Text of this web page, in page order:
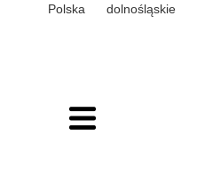
Polska dolnośląskie